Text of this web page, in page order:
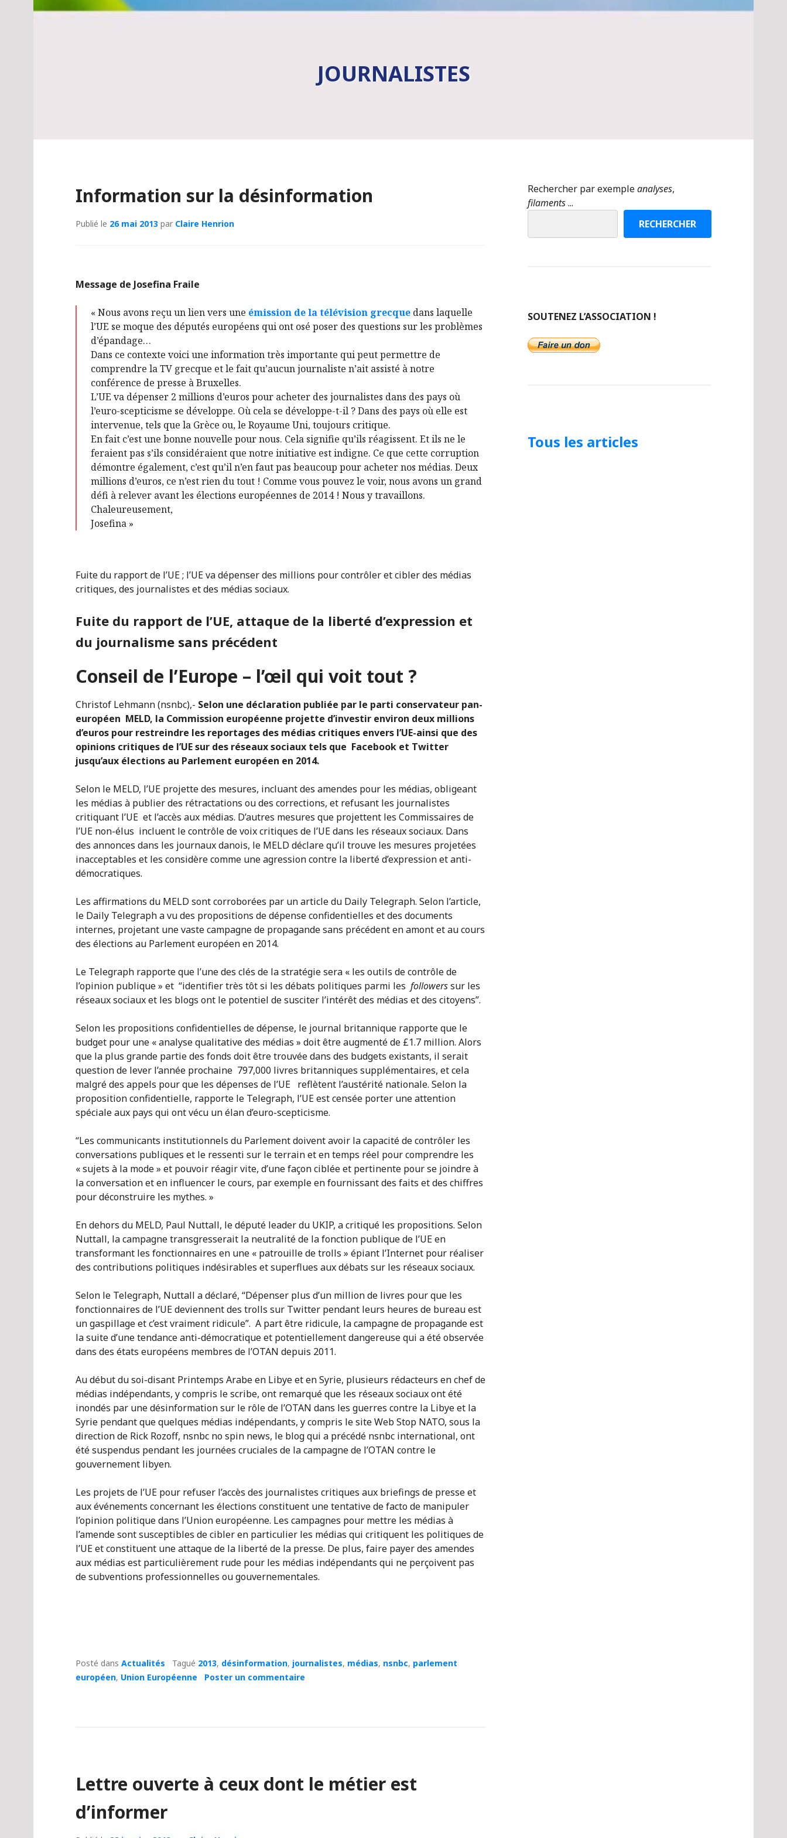
JOURNALISTES
Information sur la désinformation
Publié le 26 mai 2013 par Claire Henrion
Message de Josefina Fraile
« Nous avons reçu un lien vers une émission de la télévision grecque dans laquelle
l’UE se moque des députés européens qui ont osé poser des questions sur les problèmes
d’épandage…
Dans ce contexte voici une information très importante qui peut permettre de
comprendre la TV grecque et le fait qu’aucun journaliste n’ait assisté à notre
conférence de presse à Bruxelles.
L’UE va dépenser 2 millions d’euros pour acheter des journalistes dans des pays où
l’euro-scepticisme se développe. Où cela se développe-t-il ? Dans des pays où elle est
intervenue, tels que la Grèce ou, le Royaume Uni, toujours critique.
En fait c’est une bonne nouvelle pour nous. Cela signifie qu’ils réagissent. Et ils ne le
feraient pas s’ils considéraient que notre initiative est indigne. Ce que cette corruption
démontre également, c’est qu’il n’en faut pas beaucoup pour acheter nos médias. Deux
millions d’euros, ce n’est rien du tout ! Comme vous pouvez le voir, nous avons un grand
défi à relever avant les élections européennes de 2014 ! Nous y travaillons.
Chaleureusement,
Josefina »
Fuite du rapport de l’UE ; l’UE va dépenser des millions pour contrôler et cibler des médias
critiques, des journalistes et des médias sociaux.
Fuite du rapport de l’UE, attaque de la liberté d’expression et
du journalisme sans précédent
Conseil de l’Europe – l’œil qui voit tout ?
Christof Lehmann (nsnbc),- Selon une déclaration publiée par le parti conservateur pan-
européen MELD, la Commission européenne projette d’investir environ deux millions
d’euros pour restreindre les reportages des médias critiques envers l’UE-ainsi que des
opinions critiques de l’UE sur des réseaux sociaux tels que Facebook et Twitter
jusqu’aux élections au Parlement européen en 2014.
Selon le MELD, l’UE projette des mesures, incluant des amendes pour les médias, obligeant
les médias à publier des rétractations ou des corrections, et refusant les journalistes
critiquant l’UE et l’accès aux médias. D’autres mesures que projettent les Commissaires de
l’UE non-élus incluent le contrôle de voix critiques de l’UE dans les réseaux sociaux. Dans
des annonces dans les journaux danois, le MELD déclare qu’il trouve les mesures projetées
inacceptables et les considère comme une agression contre la liberté d’expression et anti-
démocratiques.
Les affirmations du MELD sont corroborées par un article du Daily Telegraph. Selon l’article,
le Daily Telegraph a vu des propositions de dépense confidentielles et des documents
internes, projetant une vaste campagne de propagande sans précédent en amont et au cours
des élections au Parlement européen en 2014.
Le Telegraph rapporte que l’une des clés de la stratégie sera « les outils de contrôle de
l’opinion publique » et “identifier très tôt si les débats politiques parmi les followerssur les
réseaux sociaux et les blogs ont le potentiel de susciter l’intérêt des médias et des citoyens”.
Selon les propositions confidentielles de dépense, le journal britannique rapporte que le
budget pour une « analyse qualitative des médias » doit être augmenté de £1.7 million. Alors
que la plus grande partie des fonds doit être trouvée dans des budgets existants, il serait
question de lever l’année prochaine 797,000 livres britanniques supplémentaires, et cela
malgré des appels pour que les dépenses de l’UE reflètent l’austérité nationale. Selon la
proposition confidentielle, rapporte le Telegraph, l’UE est censée porter une attention
spéciale aux pays qui ont vécu un élan d’euro-scepticisme.
“Les communicants institutionnels du Parlement doivent avoir la capacité de contrôler les
conversations publiques et le ressenti sur le terrain et en temps réel pour comprendre les
« sujets à la mode » et pouvoir réagir vite, d’une façon ciblée et pertinente pour se joindre à
la conversation et en influencer le cours, par exemple en fournissant des faits et des chiffres
pour déconstruire les mythes. »
En dehors du MELD, Paul Nuttall, le député leader du UKIP, a critiqué les propositions. Selon
Nuttall, la campagne transgresserait la neutralité de la fonction publique de l’UE en
transformant les fonctionnaires en une « patrouille de trolls » épiant l’Internet pour réaliser
des contributions politiques indésirables et superflues aux débats sur les réseaux sociaux.
Selon le Telegraph, Nuttall a déclaré, “Dépenser plus d’un million de livres pour que les
fonctionnaires de l’UE deviennent des trolls sur Twitter pendant leurs heures de bureau est
un gaspillage et c’est vraiment ridicule”. A part être ridicule, la campagne de propagande est
la suite d’une tendance anti-démocratique et potentiellement dangereuse qui a été observée
dans des états européens membres de l’OTAN depuis 2011.
Au début du soi-disant Printemps Arabe en Libye et en Syrie, plusieurs rédacteurs en chef de
médias indépendants, y compris le scribe, ont remarqué que les réseaux sociaux ont été
inondés par une désinformation sur le rôle de l’OTAN dans les guerres contre la Libye et la
Syrie pendant que quelques médias indépendants, y compris le site Web Stop NATO, sous la
direction de Rick Rozoff, nsnbc no spin news, le blog qui a précédé nsnbc international, ont
été suspendus pendant les journées cruciales de la campagne de l’OTAN contre le
gouvernement libyen.
Les projets de l’UE pour refuser l’accès des journalistes critiques aux briefings de presse et
aux événements concernant les élections constituent une tentative de facto de manipuler
l’opinion politique dans l’Union européenne. Les campagnes pour mettre les médias à
l’amende sont susceptibles de cibler en particulier les médias qui critiquent les politiques de
l’UE et constituent une attaque de la liberté de la presse. De plus, faire payer des amendes
aux médias est particulièrement rude pour les médias indépendants qui ne perçoivent pas
de subventions professionnelles ou gouvernementales.
Posté dans Actualités Tagué 2013, désinformation, journalistes, médias, nsnbc, parlement
européen, Union Européenne Poster un commentaire
Lettre ouverte à ceux dont le métier est
d’informer
Rechercher par exempleanalyses,
filaments...
RECHERCHER
SOUTENEZ L’ASSOCIATION !
Tous les articles